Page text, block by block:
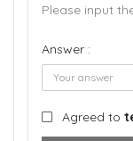
Please input
Answer :
Agreed to